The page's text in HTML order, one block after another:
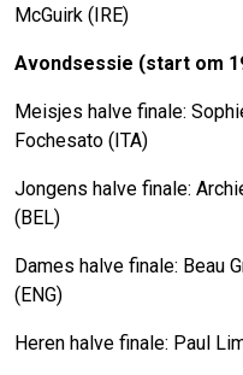
McGuirk (IRE)
Avondsessie (start om
Meisjes halve finale:
Fochesato (ITA)
Jongens halve finale:
(BEL)
Dames halve finale: Beau
(ENG)
Heren halve finale: Paul